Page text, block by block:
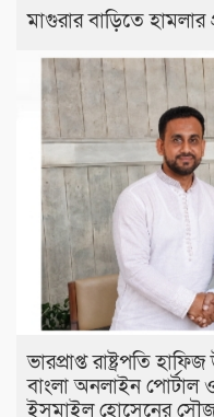
মাগুরার বাড়িতে হামলার
ভারপ্রাপ্ত রাষ্ট্রপতি
বাংলা অনলাইন
ইসমাইল হোসেনের